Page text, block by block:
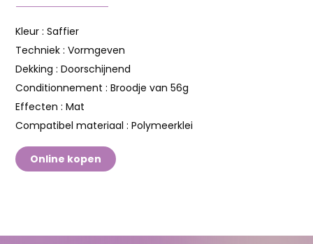
Kleur : Saffier
Techniek : Vormgeven
Dekking : Doorschijnend
Conditionnement : Broodje van 56g
Effecten : Mat
Compatibel materiaal : Polymeerklei
Online kopen